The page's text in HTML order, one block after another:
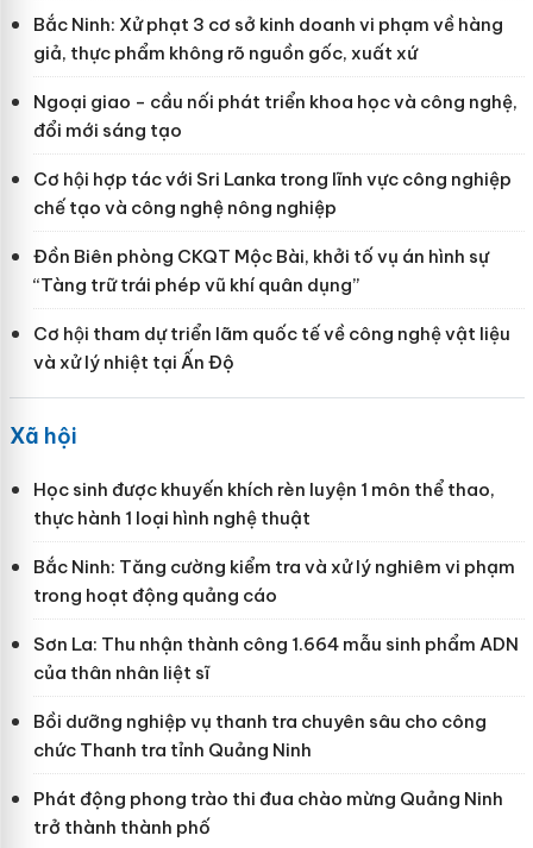
Bắc Ninh: Xử phạt 3 cơ sở kinh doanh vi phạm về hàng
giả, thực phẩm không rõ nguồn gốc, xuất xứ
Ngoại giao - cầu nối phát triển khoa học và công nghệ,
đổi mới sáng tạo
Cơ hội hợp tác với Sri Lanka trong lĩnh vực công nghiệp
chế tạo và công nghệ nông nghiệp
Đồn Biên phòng CKQT Mộc Bài, khởi tố vụ án hình sự
“Tàng trữ trái phép vũ khí quân dụng”
Cơ hội tham dự triển lãm quốc tế về công nghệ vật liệu
và xử lý nhiệt tại Ấn Độ
Xã hội
Học sinh được khuyến khích rèn luyện 1 môn thể thao,
thực hành 1 loại hình nghệ thuật
Bắc Ninh: Tăng cường kiểm tra và xử lý nghiêm vi phạm
trong hoạt động quảng cáo
Sơn La: Thu nhận thành công 1.664 mẫu sinh phẩm ADN
của thân nhân liệt sĩ
Bồi dưỡng nghiệp vụ thanh tra chuyên sâu cho công
chức Thanh tra tỉnh Quảng Ninh
Phát động phong trào thi đua chào mừng Quảng Ninh
trở thành thành phố